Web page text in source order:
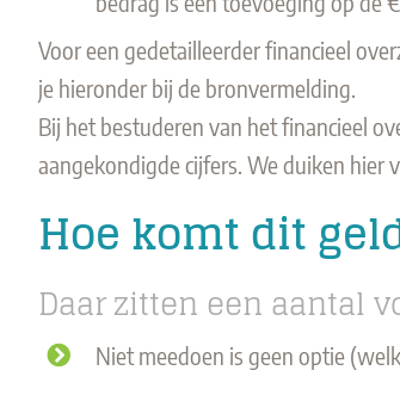
Voor een gedetailleerder financieel
je hieronder bij de bronvermelding.
Bij het bestuderen van het financieel
aangekondigde cijfers. We duiken hier
Hoe komt dit
Daar zitten een aantal
Niet meedoen is geen optie